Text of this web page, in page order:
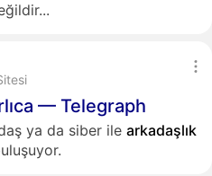
— Telegraph
ya da siber ile arkadaşlık